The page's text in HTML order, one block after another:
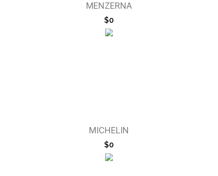
MENZERNA
$0
MICHELIN
$0